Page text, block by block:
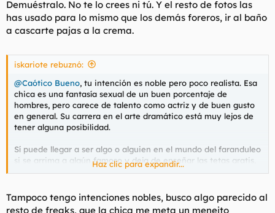
Demuéstralo. No te lo crees ni tú. Y el resto de fotos las
has usado para lo mismo que los demás foreros, ir al baño
a cascarte pajas a la crema.
iskariote rebuznó:
@Caótico Bueno, tu intención es noble pero poco realista. Esa
chica es una fantasía sexual de un buen porcentaje de
hombres, pero carece de talento como actriz y de buen gusto
en general. Su carrera en el arte dramático está muy lejos de
tener alguna posibilidad.
Sí puede llegar a ser algo o alguien en el mundo del faranduleo
si se arrima a algún famoso y deja de enseñar las tetas gratis,
pero poco asesoramiento más le ibas a prestar tú al poder de
Haz clic para expandir...
Tampoco tengo intenciones nobles, busco algo parecido al
resto de freaks, que la chica me meta un meneito